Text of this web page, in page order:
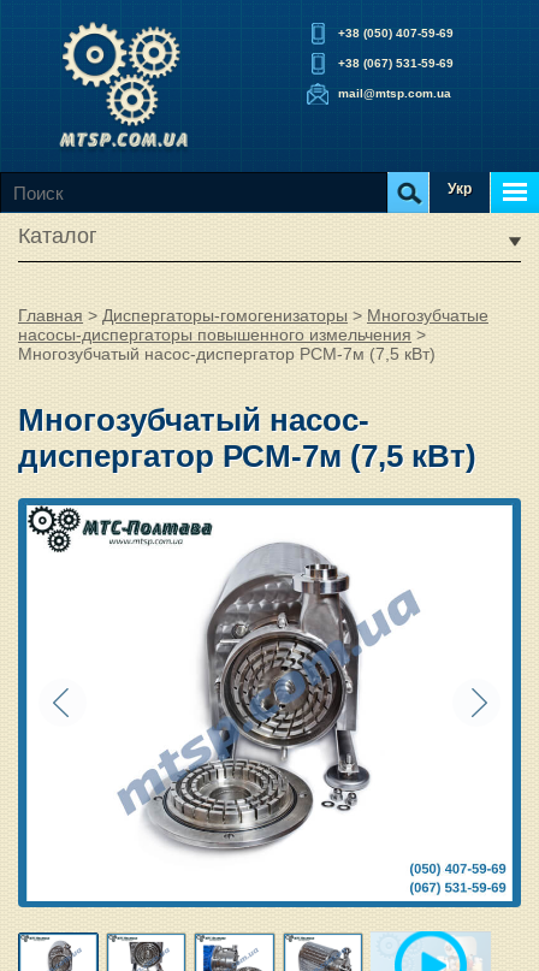
+38 (050) 407-59-69
+38 (067) 531-59-69
mail@mtsp.com.ua
Укр
Каталог
Главная > Диспергаторы-гомогенизаторы > Многозубчатые
насосы-диспергаторы повышенного измельчения >
Многозубчатый насос-диспергатор РСМ-7м (7,5 кВт)
Многозубчатый насос-
диспергатор РСМ-7м (7,5 кВт)